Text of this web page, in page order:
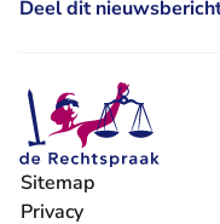
Deel dit
Sitemap
Privacy